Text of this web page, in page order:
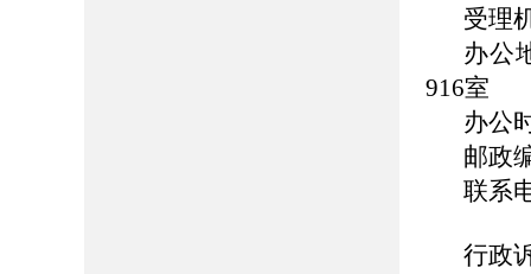
受理
办公
916室
办公
邮政
联系
行政